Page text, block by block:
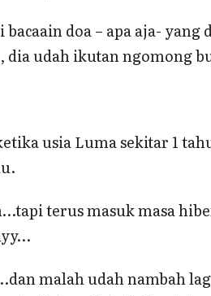
bacaain doa – apa aja-
dia udah ikutan ngomong
usia Luma sekitar 1
terus masuk masa
malah udah nambah